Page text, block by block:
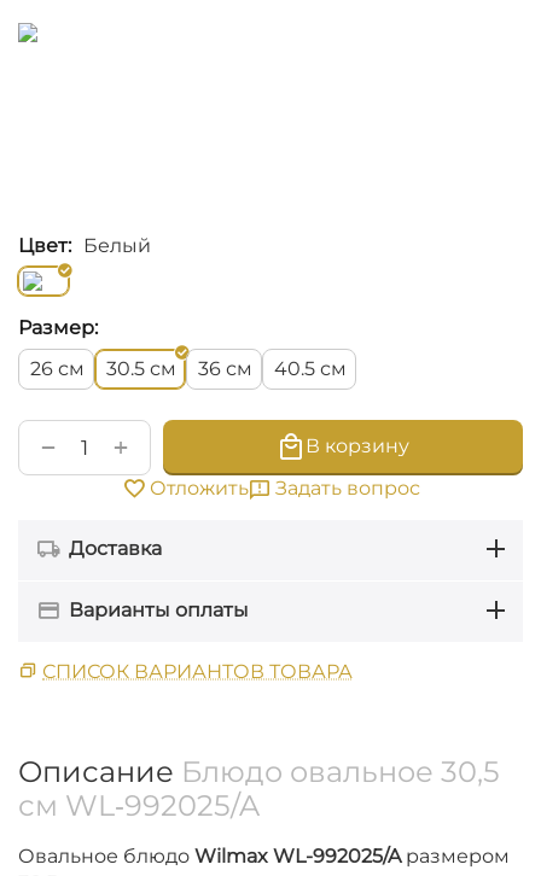
Цвет: Белый
Размер:
26 см 30.5 см 36 см 40.5 см
+
−
В корзину
Отложить
Задать вопрос
Доставка
Варианты оплаты
СПИСОК ВАРИАНТОВ ТОВАРА
Описание Блюдо овальное 30,5
см WL‑992025/A
Овальное блюдо Wilmax WL-992025/Aразмером